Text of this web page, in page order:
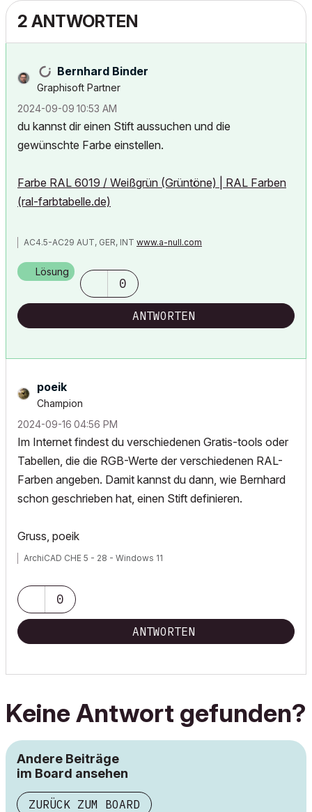
2 ANTWORTEN
Bernhard Binder
Graphisoft Partner
‎2024-09-09 10:53 AM
du kannst dir einen Stift aussuchen und die
gewünschte Farbe einstellen.
Farbe RAL 6019 / Weißgrün (Grüntöne) | RAL Farben
(ral-farbtabelle.de)
AC4.5-AC29 AUT, GER, INT www.a-null.com
Lösung
0
ANTWORTEN
poeik
Champion
‎2024-09-16 04:56 PM
Im Internet findest du verschiedenen Gratis-tools oder
Tabellen, die die RGB-Werte der verschiedenen RAL-
Farben angeben. Damit kannst du dann, wie Bernhard
schon geschrieben hat, einen Stift definieren.
Gruss, poeik
ArchiCAD CHE 5 - 28 - Windows 11
0
ANTWORTEN
Keine Antwort gefunden?
Andere Beiträge
im Board ansehen
ZURÜCK ZUM BOARD